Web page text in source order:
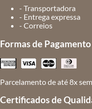
- Transportadora
- Entrega expressa
- Correios
Formas de Pagamento
Parcelamento de até 8x
Certificados de